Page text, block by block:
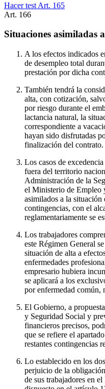
Hacer test Art. 165
Art. 166
Situaciones asimiladas
A los efectos indicados
de desempleo total
prestación por dicha
También tendrá la
alta, con cotización,
por riesgo durante el
lactancia natural, la
correspondiente a
hayan sido disfrutadas
finalización del contrato.
Los casos de
fuera del territorio
Administración de la
el Ministerio de Empleo
asimilados a la situación
contingencias, con el
reglamentariamente se
Los trabajadores
este Régimen General
situación de alta a
enfermedades
empresario hubiera
se aplicará a los
por enfermedad común,
El Gobierno, a
y Seguridad Social y
financieros precisos,
que se refiere el
restantes contingencias
Lo establecido en los
perjuicio de la
de sus trabajadores en